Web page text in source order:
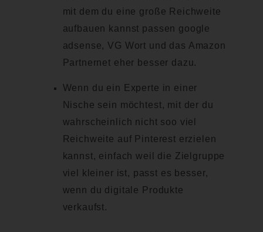
mit dem du eine große Reichweite
aufbauen kannst passen google
adsense, VG Wort und das Amazon
Partnernet eher besser dazu.
Wenn du ein Experte in einer
Nische sein möchtest, mit der du
wahrscheinlich nicht soo viel
Reichweite auf Pinterest erzielen
kannst, einfach weil die Zielgruppe
viel kleiner ist, passt es besser,
wenn du digitale Produkte
verkaufst.